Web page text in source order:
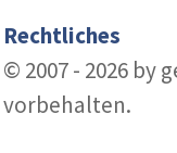
Rechtliches
© 2007 - 2026 by
vorbehalten.